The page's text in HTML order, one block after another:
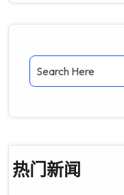
热门新闻